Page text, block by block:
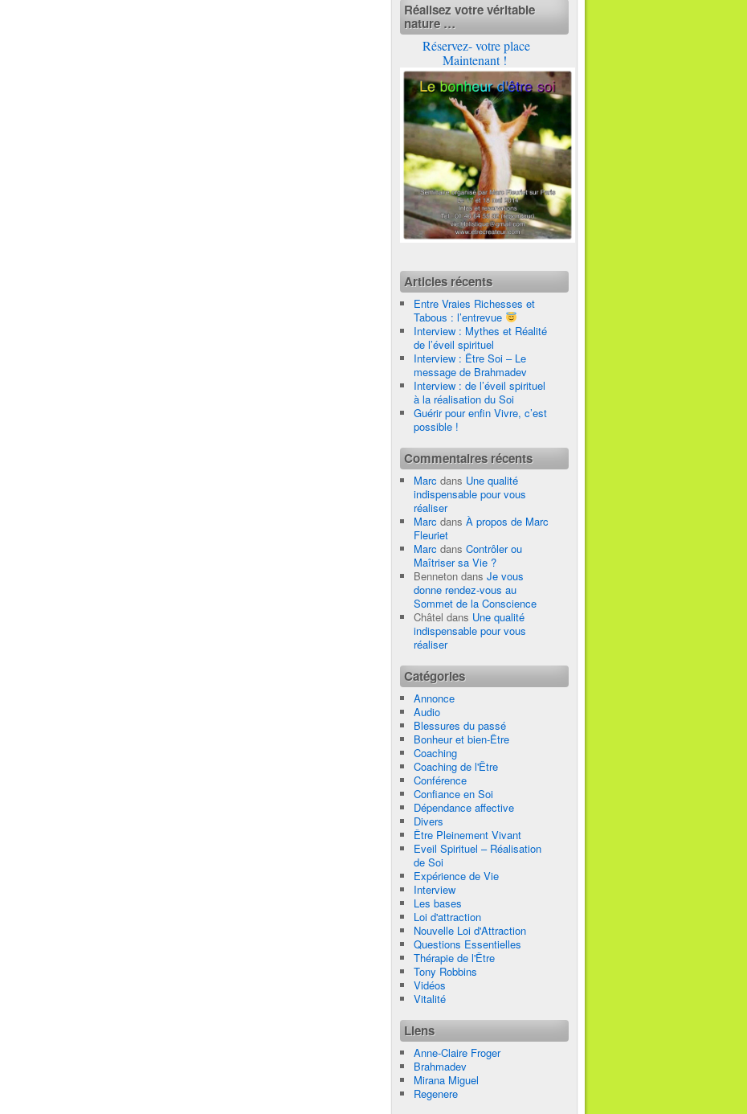
Réalisez votre véritable
nature …
Réservez- votre place
Maintenant !
Articles récents
Entre Vraies Richesses et
Tabous : l’entrevue
Interview : Mythes et Réalité
de l’éveil spirituel
Interview : Être Soi – Le
message de Brahmadev
Interview : de l’éveil spirituel
à la réalisation du Soi
Guérir pour enfin Vivre, c’est
possible !
Commentaires récents
Marc dans Une qualité
indispensable pour vous
réaliser
Marc dans À propos de Marc
Fleuriet
Marc dans Contrôler ou
Maîtriser sa Vie ?
Bennetondans Je vous
donne rendez-vous au
Sommet de la Conscience
Châtel dans Une qualité
indispensable pour vous
réaliser
Catégories
Annonce
Audio
Blessures du passé
Bonheur et bien-Être
Coaching
Coaching de l'Être
Conférence
Confiance en Soi
Dépendance affective
Divers
Être Pleinement Vivant
Eveil Spirituel – Réalisation
de Soi
Expérience de Vie
Interview
Les bases
Loi d'attraction
Nouvelle Loi d'Attraction
Questions Essentielles
Thérapie de l'Être
Tony Robbins
Vidéos
Vitalité
Liens
Anne-Claire Froger
Brahmadev
Mirana Miguel
Regenere